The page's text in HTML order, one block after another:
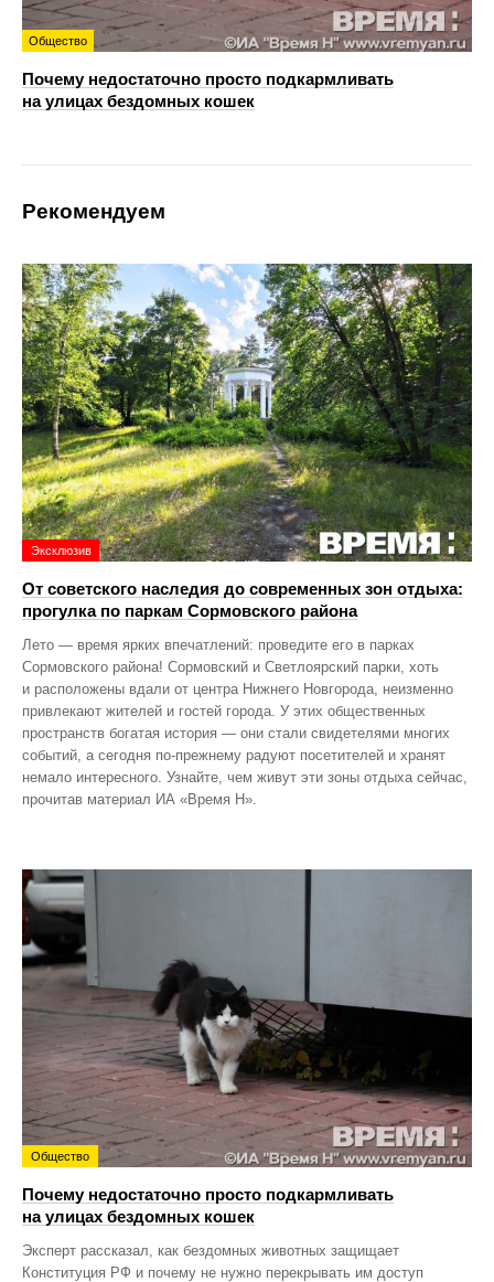
Общество
Почему недостаточно просто подкармливать
на улицах бездомных кошек
Рекомендуем
Эксклюзив
От советского наследия до современных зон отдыха:
прогулка по паркам Сормовского района
Лето — время ярких впечатлений: проведите его в парках
Сормовского района! Сормовский и Светлоярский парки, хоть
и расположены вдали от центра Нижнего Новгорода, неизменно
привлекают жителей и гостей города. У этих общественных
пространств богатая история — они стали свидетелями многих
событий, а сегодня по‑прежнему радуют посетителей и хранят
немало интересного. Узнайте, чем живут эти зоны отдыха сейчас,
прочитав материал ИА «Время Н».
Общество
Почему недостаточно просто подкармливать
на улицах бездомных кошек
Эксперт рассказал, как бездомных животных защищает
Конституция РФ и почему не нужно перекрывать им доступ